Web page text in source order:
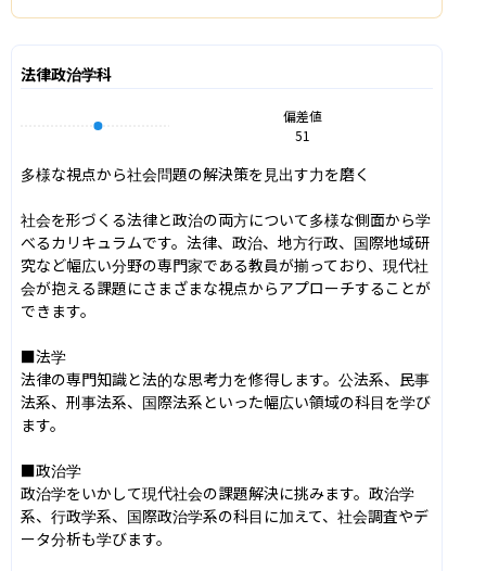
法律政治学科
偏差値
51
多様な視点から社会問題の解決策を見出す力を磨く
社会を形づくる法律と政治の両方について多様な側面から学
べるカリキュラムです。法律、政治、地方行政、国際地域研
究など幅広い分野の専門家である教員が揃っており、現代社
会が抱える課題にさまざまな視点からアプローチすることが
できます。
■法学
法律の専門知識と法的な思考力を修得します。公法系、民事
法系、刑事法系、国際法系といった幅広い領域の科目を学び
ます。
■政治学
政治学をいかして現代社会の課題解決に挑みます。政治学
系、行政学系、国際政治学系の科目に加えて、社会調査やデ
ータ分析も学びます。